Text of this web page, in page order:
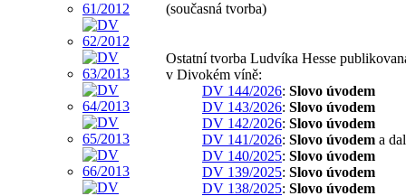
(současná tvorba)
Ostatní tvorba Ludvíka Hesse
v Divokém víně:
DV 144/2026: Slovo úvodem
DV 143/2026: Slovo úvodem
DV 142/2026: Slovo úvodem
DV 141/2026: Slovo úvodem a
DV 140/2025: Slovo úvodem
DV 139/2025: Slovo úvodem
DV 138/2025: Slovo úvodem